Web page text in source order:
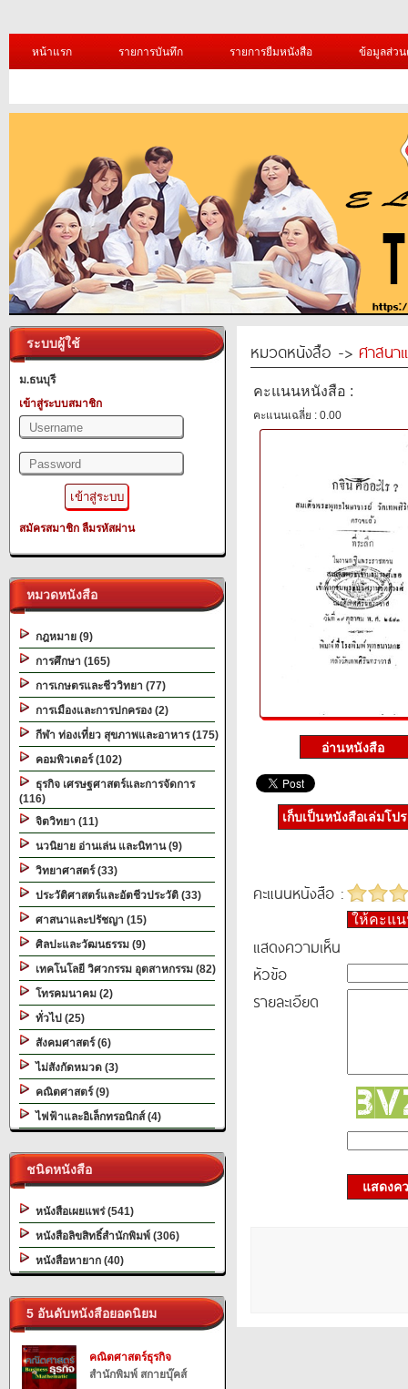
หน้าแรก รายการบันทึก รายการยืมหนังสือ ข้อมูลส่ว
ระบบผู้ใช้
ม.ธนบุรี
เข้าสู่ระบบสมาชิก
สมัครสมาชิก ลืมรหัสผ่าน
หมวดหนังสือ
กฎหมาย (9)
การศึกษา (165)
การเกษตรและชีววิทยา (77)
การเมืองและการปกครอง (2)
กีฬา ท่องเที่ยว สุขภาพและอาหาร (175)
คอมพิวเตอร์ (102)
ธุรกิจ เศรษฐศาสตร์และการจัดการ
(116)
จิตวิทยา (11)
นวนิยาย อ่านเล่น และนิทาน (9)
วิทยาศาสตร์ (33)
ประวัติศาสตร์และอัตชีวประวัติ (33)
ศาสนาและปรัชญา (15)
ศิลปะและวัฒนธรรม (9)
เทคโนโลยี วิศวกรรม อุตสาหกรรม (82)
โทรคมนาคม (2)
ทั่วไป (25)
สังคมศาสตร์ (6)
ไม่สังกัดหมวด (3)
คณิตศาสตร์ (9)
ไฟฟ้าและอิเล็กทรอนิกส์ (4)
ชนิดหนังสือ
หนังสือเผยแพร่ (541)
หนังสือลิขสิทธิ์สำนักพิมพ์ (306)
หนังสือหายาก (40)
5 อันดับหนังสือยอดนิยม
คณิตศาสตร์ธุรกิจ
สำนักพิมพ์ สกายบุ๊คส์
หมวดหนังสือ -> ศาสนา
คะแนนหนังสือ :
คะแนนเฉลี่ย : 0.00
เก็บเป็นหนังสือเล่มโป
คะแนนหนังสือ :
ให้คะแ
แสดงความเห็น
หัวข้อ
รายละเอียด
แสดงค